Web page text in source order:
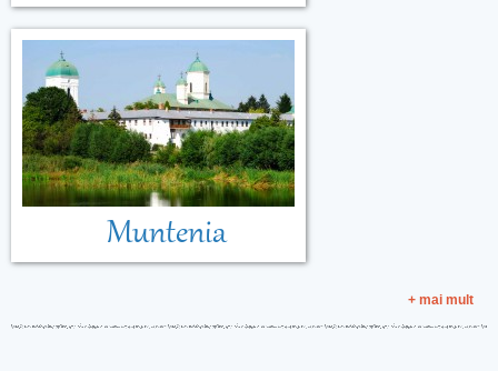
Muntenia
+ mai mult